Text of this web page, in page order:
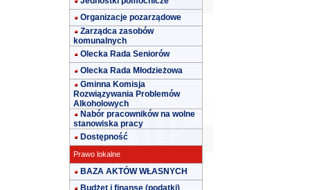
Organizacje pozarządowe
Zarządca zasobów
komunalnych
Olecka Rada Seniorów
Olecka Rada Młodzieżowa
Gminna Komisja
Rozwiązywania Problemów
Alkoholowych
Nabór pracowników na wolne
stanowiska pracy
Dostępność
Prawo lokalne
BAZA AKTÓW WŁASNYCH
Budżet i finanse (podatki)